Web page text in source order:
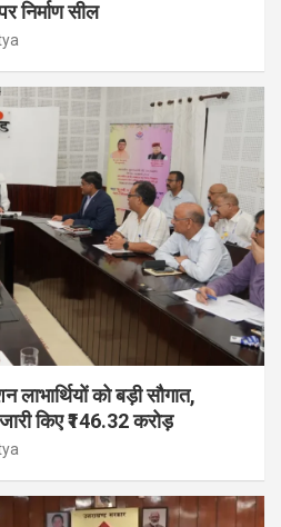
निर्माण सील
को बड़ी सौगात,
किए ₹146.32 करोड़